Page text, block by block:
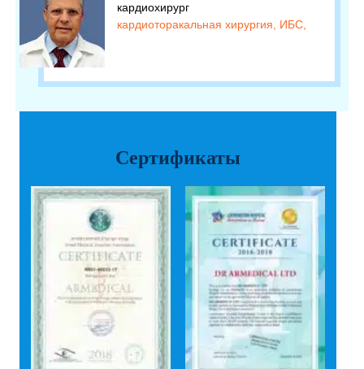
кардиохирург
кардиоторакальная хирургия, ИБС,
Сертификаты